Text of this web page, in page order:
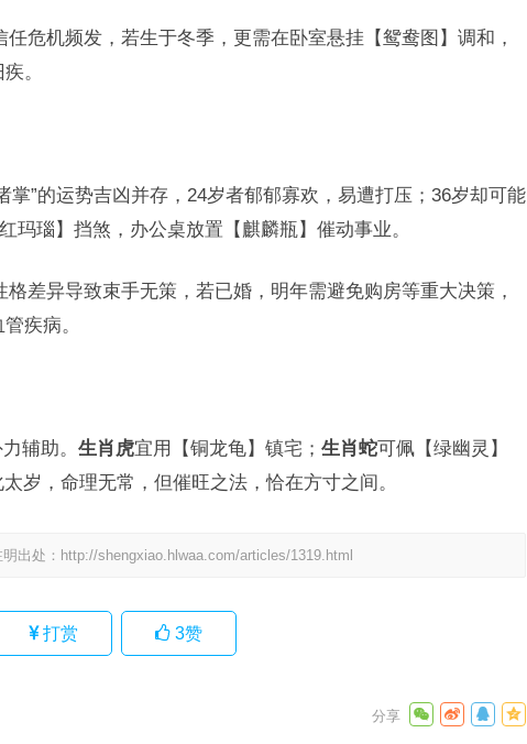
任危机频发，若生于冬季，更需在卧室悬挂【鸳鸯图】调和，
。
掌”的运势吉凶并存，24岁者郁郁寡欢，易遭打压；36岁却可能
玛瑙】挡煞，办公桌放置【麒麟瓶】催动事业。
格差异导致束手无策，若已婚，明年需避免购房等重大决策，
疾病。
辅助。 生肖虎宜用【铜龙龟】镇宅； 生肖蛇可佩【绿幽灵】
岁，命理无常，但催旺之法，恰在方寸之间。
出处： http://shengxiao.hlwaa.com/articles/1319.html
打赏 3赞